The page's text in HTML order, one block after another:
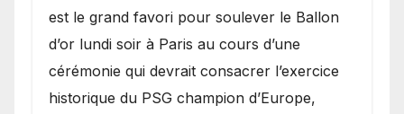
est le grand favori pour soulever le Ballon
d’or lundi soir à Paris au cours d’une
cérémonie qui devrait consacrer l’exercice
historique du PSG champion d’Europe,